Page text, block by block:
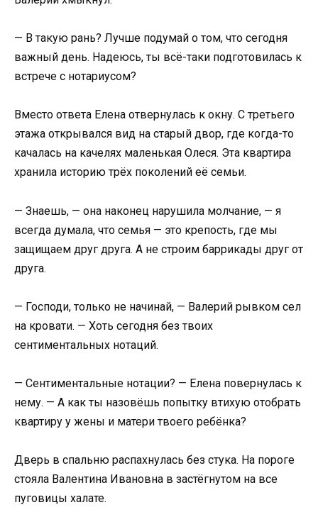
— В такую рань? Лучше подумай о том, что сегодня
важный день. Надеюсь, ты всё-таки подготовилась к
встрече с нотариусом?
Вместо ответа Елена отвернулась к окну. С третьего
этажа открывался вид на старый двор, где когда-то
качалась на качелях маленькая Олеся. Эта квартира
хранила историю трёх поколений её семьи.
— Знаешь, — она наконец нарушила молчание, — я
всегда думала, что семья — это крепость, где мы
защищаем друг друга. А не строим баррикады друг от
друга.
— Господи, только не начинай, — Валерий рывком сел
на кровати. — Хоть сегодня без твоих
сентиментальных нотаций.
— Сентиментальные нотации? — Елена повернулась к
нему. — А как ты назовёшь попытку втихую отобрать
квартиру у жены и матери твоего ребёнка?
Дверь в спальню распахнулась без стука. На пороге
стояла Валентина Ивановна в застёгнутом на все
пуговицы халате.